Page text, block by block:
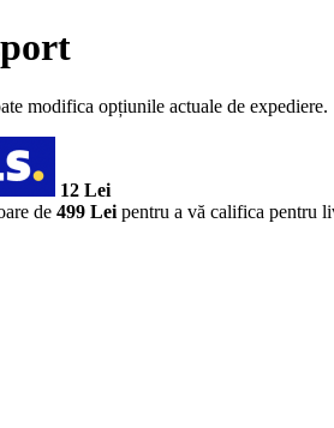
modifica opțiunile actuale de expediere.
12 Lei
de 499 Lei pentru a vă califica pentru